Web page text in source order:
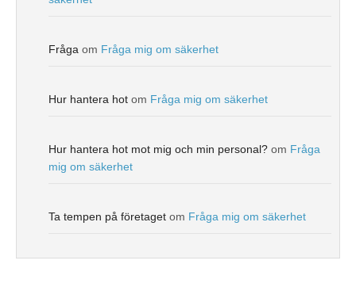
Fråga om Fråga mig om säkerhet
Hur hantera hot om Fråga mig om säkerhet
Hur hantera hot mot mig och min personal? om Fråga
mig om säkerhet
Ta tempen på företaget om Fråga mig om säkerhet